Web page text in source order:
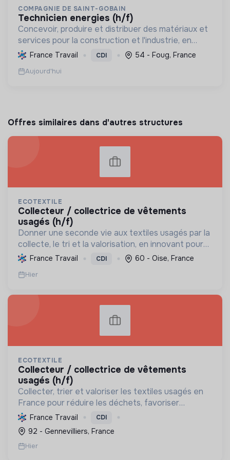
COMPAGNIE DE SAINT-GOBAIN
technicien energies (h/f)
Concevoir, produire et distribuer des matériaux et
services pour la construction et l'industrie, en
visant le leadership mondial de la construction
durable grâce à la décarbonation, l'économie
circula...
France Travail CDI 54 - Foug, France
Aujourd'hui
Offres similaires dans d'autres structures
ECOTEXTILE
collecteur / collectrice de vêtements
usagés (h/f)
Donner une seconde vie aux textiles usagés par la
collecte, le tri et la valorisation, en innovant pour
une économie 100% circulaire et créatrice
d'emplois durables.
France Travail CDI 60 - Oise, France
Hier
ECOTEXTILE
collecteur / collectrice de vêtements
usagés (h/f)
Collecter, trier et valoriser les textiles usagés en
France pour réduire les déchets, favoriser
l'économie circulaire et créer des emplois, tout en
développant des solutions innovantes.
France Travail CDI
92 - Gennevilliers, France
Hier